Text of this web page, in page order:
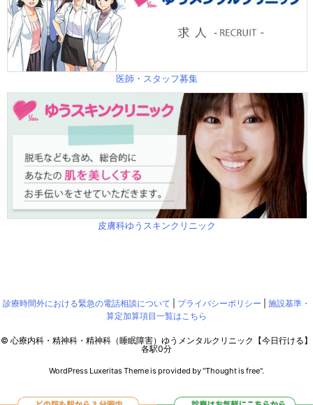
医師・スタッフ募集
皮膚科ゆうスキンクリニック
診療時間外における緊急の電話相談について プライバシーポリシー
施設基準・
算定加算項目一覧はこちら
© 心療内科・精神科・精神科（睡眠障害）ゆうメンタルクリニック【今日行ける】
各駅0分
WordPress Luxeritas Theme is provided by "Thought is free".